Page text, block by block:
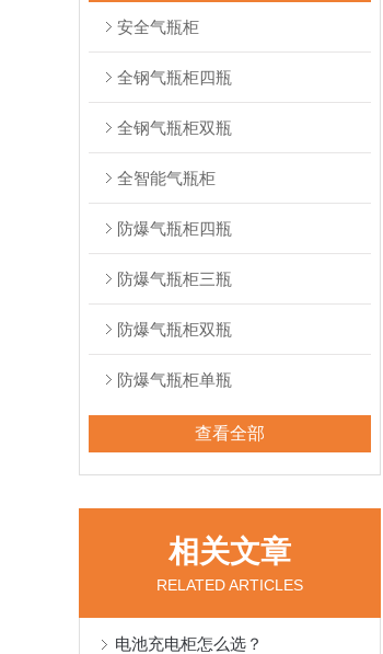
安全气瓶柜
全钢气瓶柜四瓶
全钢气瓶柜双瓶
全智能气瓶柜
防爆气瓶柜四瓶
防爆气瓶柜三瓶
防爆气瓶柜双瓶
防爆气瓶柜单瓶
查看全部
相关文章
RELATED ARTICLES
电池充电柜怎么选？